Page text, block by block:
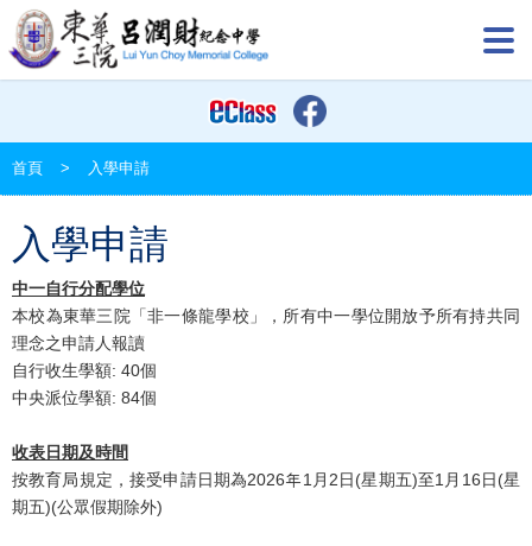
首頁 > 入學申請
入學申請
中一自行分配學位
本校為東華三院「非一條龍學校」，所有中一學位開放予所有持共同
理念之申請人報讀
自行收生學額: 40個
中央派位學額: 84個
收表日期及時間
按教育局規定，接受申請日期為2026年1月2日(星期五)至1月16日(星
期五)(公眾假期除外)